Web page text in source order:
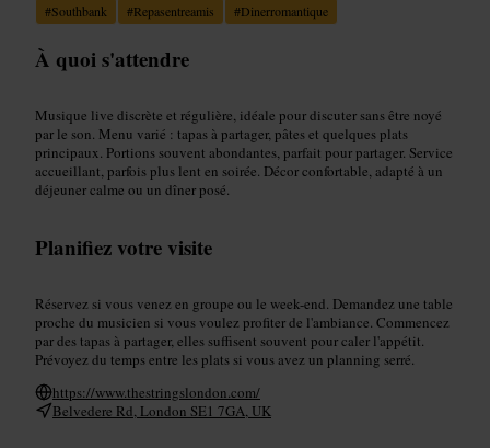
#Southbank #Repasentreamis #Dinerromantique
À quoi s'attendre
Musique live discrète et régulière, idéale pour discuter sans être noyé
par le son. Menu varié : tapas à partager, pâtes et quelques plats
principaux. Portions souvent abondantes, parfait pour partager. Service
accueillant, parfois plus lent en soirée. Décor confortable, adapté à un
déjeuner calme ou un dîner posé.
Planifiez votre visite
Réservez si vous venez en groupe ou le week-end. Demandez une table
proche du musicien si vous voulez profiter de l'ambiance. Commencez
par des tapas à partager, elles suffisent souvent pour caler l'appétit.
Prévoyez du temps entre les plats si vous avez un planning serré.
https://www.thestringslondon.com/
Belvedere Rd, London SE1 7GA, UK